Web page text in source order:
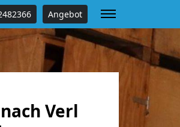
Angebot
Verl